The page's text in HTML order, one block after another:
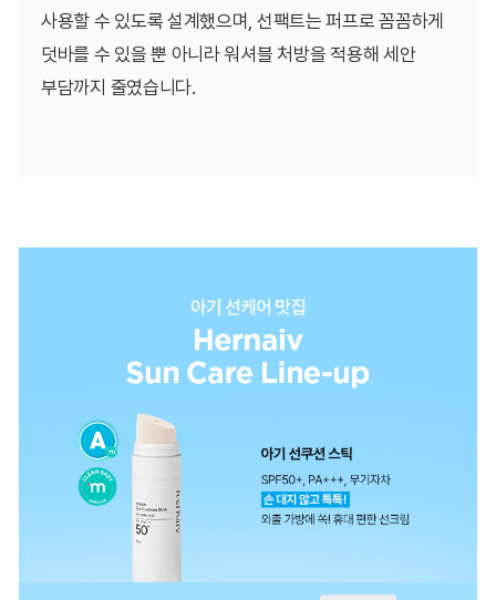
사용할 수 있도록 설계했으며, 선팩트는 퍼프로 꼼꼼하게
덧바를 수 있을 뿐 아니라 워셔블 처방을 적용해 세안
부담까지 줄였습니다.